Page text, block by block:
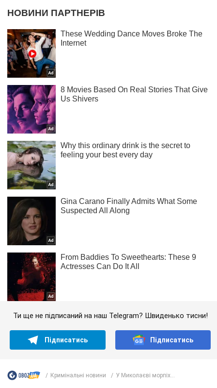
Ти ще не підписаний на наш Telegram? Швиденько тисни!
Підписатись Підписатись
Кримінальні новини У Миколаєві морпіх...